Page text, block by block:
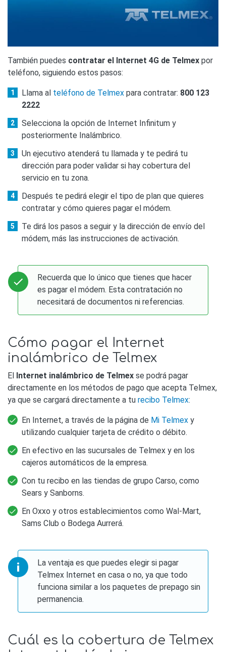
También puedes contratar el Internet 4G de Telmex por
teléfono, siguiendo estos pasos:
Llama al teléfono de Telmex para contratar: 800 123
2222
Selecciona la opción de Internet Infinitum y
posteriormente Inalámbrico.
Un ejecutivo atenderá tu llamada y te pedirá tu
dirección para poder validar si hay cobertura del
servicio en tu zona.
Después te pedirá elegir el tipo de plan que quieres
contratar y cómo quieres pagar el módem.
Te dirá los pasos a seguir y la dirección de envío del
módem, más las instrucciones de activación.
Recuerda que lo único que tienes que hacer
es pagar el módem. Esta contratación no
necesitará de documentos ni referencias.
Cómo pagar el Internet
inalámbrico de Telmex
El Internet inalámbrico de Telmex se podrá pagar
directamente en los métodos de pago que acepta Telmex,
ya que se cargará directamente a tu recibo Telmex:
En Internet, a través de la página de Mi Telmex y
utilizando cualquier tarjeta de crédito o débito.
En efectivo en las sucursales de Telmex y en los
cajeros automáticos de la empresa.
Con tu recibo en las tiendas de grupo Carso, como
Sears y Sanborns.
En Oxxo y otros establecimientos como Wal-Mart,
Sams Club o Bodega Aurrerá.
La ventaja es que puedes elegir si pagar
Telmex Internet en casa o no, ya que todo
funciona similar a los paquetes de prepago sin
permanencia.
Cuál es la cobertura de Telmex